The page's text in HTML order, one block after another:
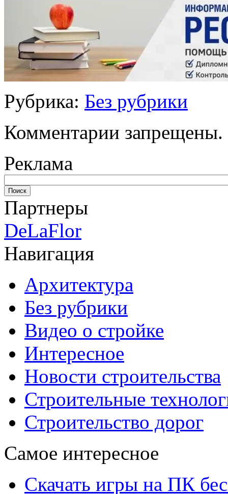
Рубрика: Без рубрики
Комментарии запрещены.
Реклама
Партнеры
DeLaFlor
Навигация
Архитектура
Без рубрики
Видео о стройке
Интересное
Новости строительства
Строительные
Строительство дорог
Самое интересное
Скачать игры на ПК